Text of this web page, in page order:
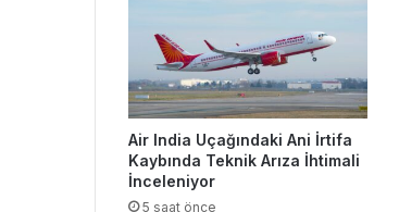
Air India Uçağındaki Ani İrtifa
Kaybında Teknik Arıza İhtimali
İnceleniyor
5 saat önce